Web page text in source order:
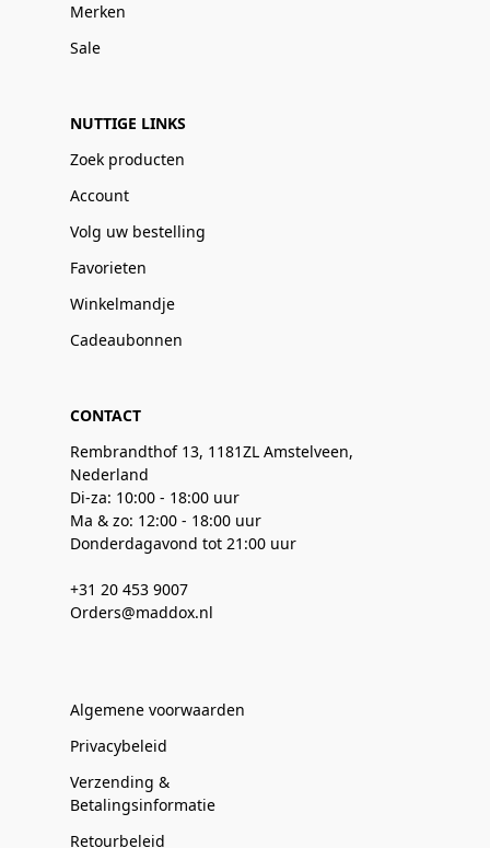
Merken
Sale
NUTTIGE LINKS
Zoek producten
Account
Volg uw bestelling
Favorieten
Winkelmandje
Cadeaubonnen
CONTACT
Rembrandthof 13, 1181ZL Amstelveen,
Nederland
Di-za: 10:00 - 18:00 uur
Ma & zo: 12:00 - 18:00 uur
Donderdagavond tot 21:00 uur
+31 20 453 9007
Orders@maddox.nl
Algemene voorwaarden
Privacybeleid
Verzending &
Betalingsinformatie
Retourbeleid